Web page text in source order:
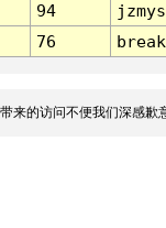
94
76
来的访问不便我们深感歉